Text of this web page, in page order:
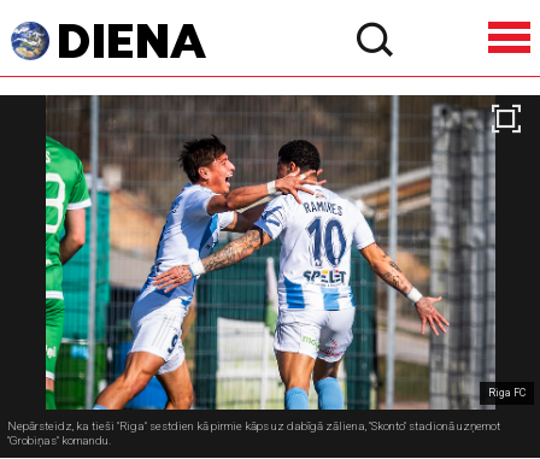
Riga FC
Nepārsteidz, ka tieši "Riga" sestdien kā pirmie kāps uz dabīgā zāliena, "Skonto" stadionā uzņemot
"Grobiņas" komandu.